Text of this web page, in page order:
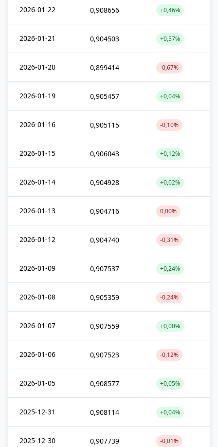
2026-01-22 0,908656 +0,46%
2026-01-21 0,904503 +0,57%
2026-01-20 0,899414 -0,67%
2026-01-19 0,905457 +0,04%
2026-01-16 0,905115 -0,10%
2026-01-15 0,906043 +0,12%
2026-01-14 0,904928 +0,02%
2026-01-13 0,904716 0,00%
2026-01-12 0,904740 -0,31%
2026-01-09 0,907537 +0,24%
2026-01-08 0,905359 -0,24%
2026-01-07 0,907559 +0,00%
2026-01-06 0,907523 -0,12%
2026-01-05 0,908577 +0,05%
2025-12-31 0,908114 +0,04%
2025-12-30 0,907739 -0,01%